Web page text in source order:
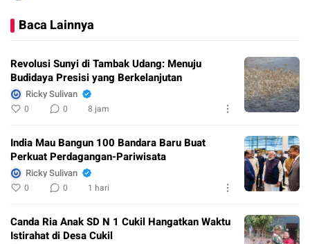
Baca Lainnya
Revolusi Sunyi di Tambak Udang: Menuju
Budidaya Presisi yang Berkelanjutan
Ricky Sulivan
0 0 8 jam
India Mau Bangun 100 Bandara Baru Buat
Perkuat Perdagangan-Pariwisata
Ricky Sulivan
0 0 1 hari
Canda Ria Anak SD N 1 Cukil Hangatkan Waktu
Istirahat di Desa Cukil